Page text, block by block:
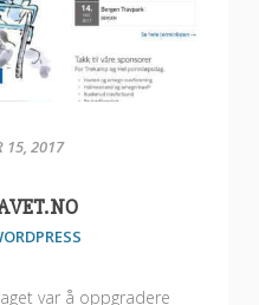
15, 2017
var å oppgradere